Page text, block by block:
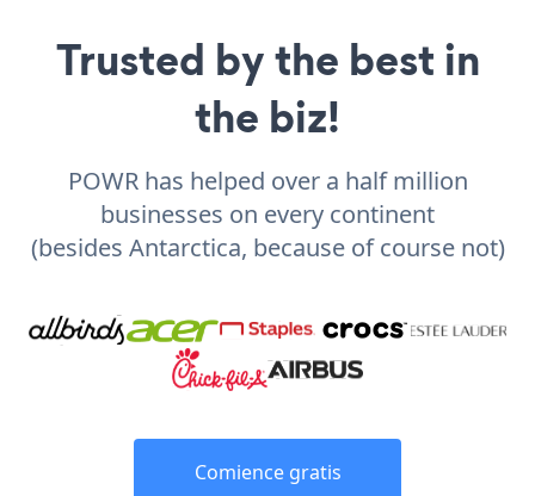
Trusted by the best in
the biz!
POWR has helped over a half million
businesses on every continent
(besides Antarctica, because of course not)
Comience gratis